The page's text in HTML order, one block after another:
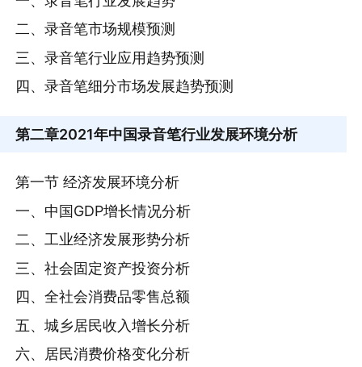
二、录音笔市场规模预测
三、录音笔行业应用趋势预测
四、录音笔细分市场发展趋势预测
第二章2021年中国录音笔行业发展环境分析
第一节 经济发展环境分析
一、中国GDP增长情况分析
二、工业经济发展形势分析
三、社会固定资产投资分析
四、全社会消费品零售总额
五、城乡居民收入增长分析
六、居民消费价格变化分析